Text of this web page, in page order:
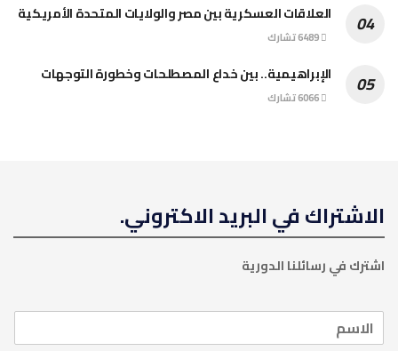
العلاقات العسكرية بين مصر والولايات المتحدة الأمريكية
الإبراهيمية.. بين خداع المصطلحات وخطورة التوجهات
الاشتراك في البريد الاكتروني.
اشترك في رسائلنا الدورية